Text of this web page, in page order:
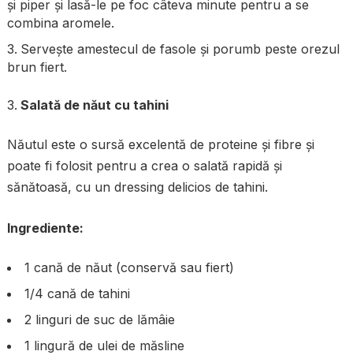
și piper și lasă-le pe foc câteva minute pentru a se
combina aromele.
Servește amestecul de fasole și porumb peste orezul
brun fiert.
Salată de năut cu tahini
Năutul este o sursă excelentă de proteine și fibre și
poate fi folosit pentru a crea o salată rapidă și
sănătoasă, cu un dressing delicios de tahini.
Ingrediente:
1 cană de năut (conservă sau fiert)
1/4 cană de tahini
2 linguri de suc de lămâie
1 lingură de ulei de măsline